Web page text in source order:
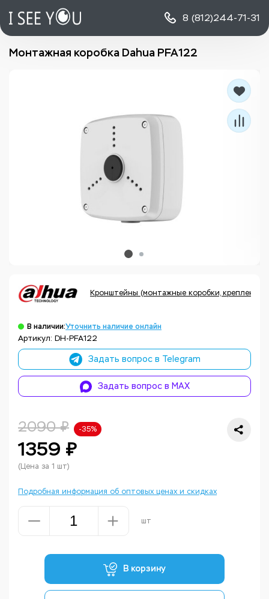
8 (812)244-71-31
Монтажная коробка Dahua PFA122
Кронштейны (монтажные коробки,
В наличии:Уточнить наличие онлайн
Артикул: DH-PFA122
Задать вопрос в Telegram
Задать вопрос в MAX
2090 ₽ -35%
1359 ₽
(Цена за 1 шт)
Подробная информация об оптовых ценах и скидках
шт
В корзину